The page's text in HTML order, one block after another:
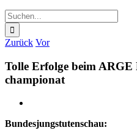
Suche
nach:
Zurück Vor
Tolle Erfolge beim
championat
Bild
Bundesjungstutenschau: